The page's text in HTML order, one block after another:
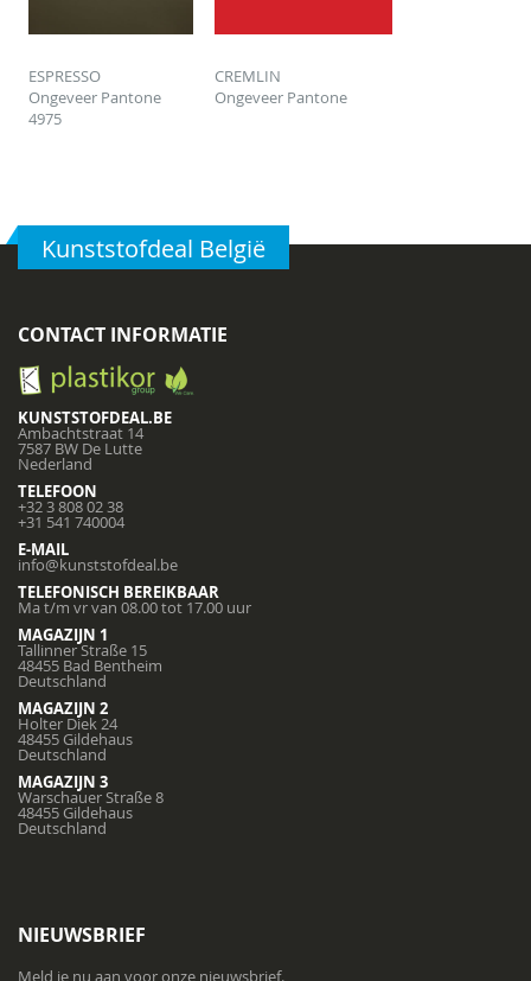
ESPRESSO
Ongeveer Pantone
4975
CREMLIN
Ongeveer Pantone
Kunststofdeal België
CONTACT INFORMATIE
KUNSTSTOFDEAL.BE
Ambachtstraat 14
7587 BW De Lutte
Nederland
TELEFOON
+32 3 808 02 38
+31 541 740004
E-MAIL
info@kunststofdeal.be
TELEFONISCH BEREIKBAAR
Ma t/m vr van 08.00 tot 17.00 uur
MAGAZIJN 1
Tallinner Straße 15
48455 Bad Bentheim
Deutschland
MAGAZIJN 2
Holter Diek 24
48455 Gildehaus
Deutschland
MAGAZIJN 3
Warschauer Straße 8
48455 Gildehaus
Deutschland
NIEUWSBRIEF
Meld je nu aan voor onze nieuwsbrief.